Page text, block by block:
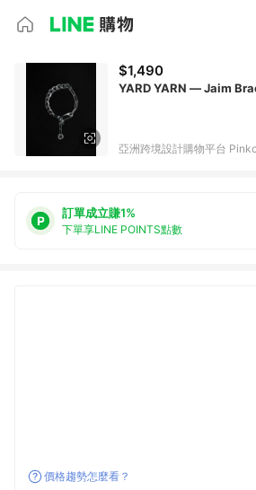
$1,490
YARD YARN — Jaim
亞洲跨境設計購物平台
訂單成立賺1%
下單享LINE POINTS點數
價格趨勢怎麼看？